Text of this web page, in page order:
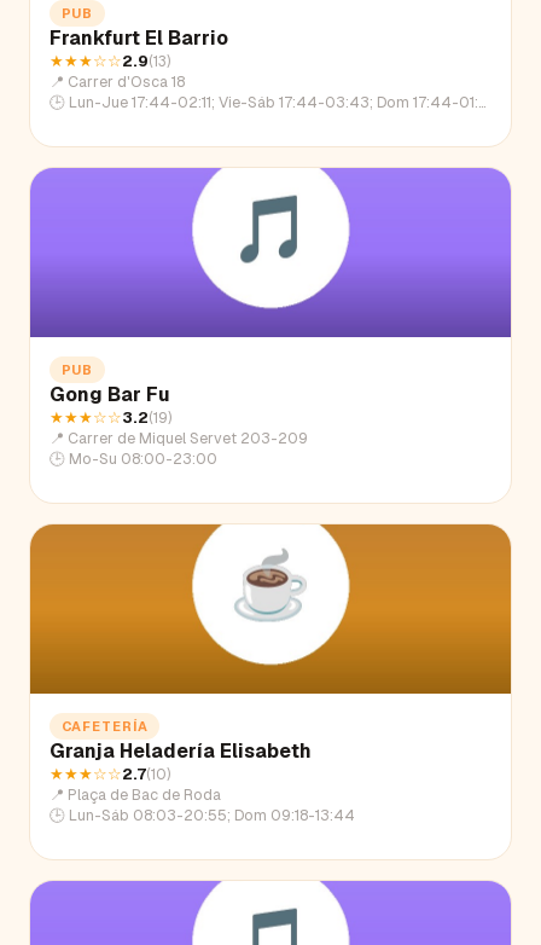
PUB
Frankfurt El Barrio
★★★☆☆2.9(13)
📍 Carrer d'Osca 18
🕒 Lun-Jue 17:44-02:11; Vie-Sáb 17:44-03:43; Dom 17:44-01:09
PUB
Gong Bar Fu
★★★☆☆3.2(19)
📍 Carrer de Miquel Servet 203-209
🕒 Mo-Su 08:00-23:00
CAFETERÍA
Granja Heladería Elisabeth
★★★☆☆2.7(10)
📍 Plaça de Bac de Roda
🕒 Lun-Sáb 08:03-20:55; Dom 09:18-13:44